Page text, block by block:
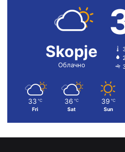
Skopje
Облачно
33 ℃
Fri
36 ℃
Sat
39 ℃
Sun